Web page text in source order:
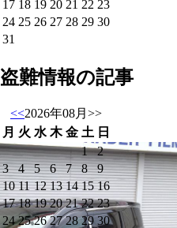
17 18 19 20 21 22 23
24 25 26 27 28 29 30
31
盗難情報の記事
<<2026年08月 >>
月 火 水 木 金 土 日
1
2
3
4 5 6 7 8
9
10 11 12 13 14 15 16
17 18 19 20 21 22 23
24 25 26 27 28 29 30